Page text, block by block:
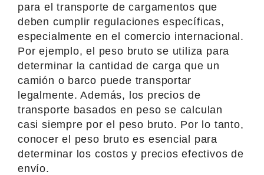
para el transporte de cargamentos que
deben cumplir regulaciones específicas,
especialmente en el comercio internacional.
Por ejemplo, el peso bruto se utiliza para
determinar la cantidad de carga que un
camión o barco puede transportar
legalmente. Además, los precios de
transporte basados en peso se calculan
casi siempre por el peso bruto. Por lo tanto,
conocer el peso bruto es esencial para
determinar los costos y precios efectivos de
envío.